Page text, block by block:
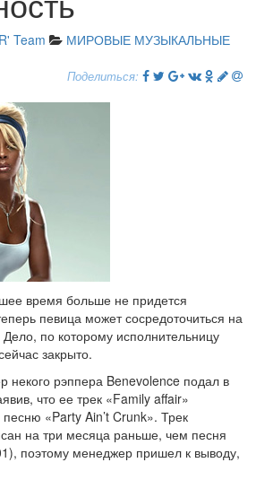
Team
МИРОВЫЕ МУЗЫКАЛЬНЫЕ
Поделиться:
время больше не придется
певица может сосредоточиться на
по которому исполнительницу
закрыто.
некого рэппера Benevolence подал в
что ее трек «Family affair»
«Party Ain’t Crunk». Трек
на три месяца раньше, чем песня
поэтому менеджер пришел к выводу,